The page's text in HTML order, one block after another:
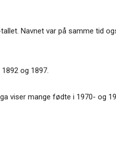
Navnet var på samme tid
og 1897.
viser mange fødte i 1970- og